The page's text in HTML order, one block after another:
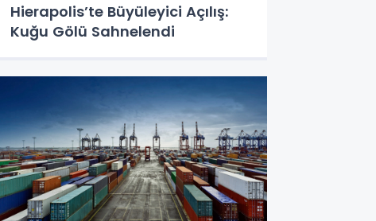
Hierapolis’te Büyüleyici Açılış:
Kuğu Gölü Sahnelendi